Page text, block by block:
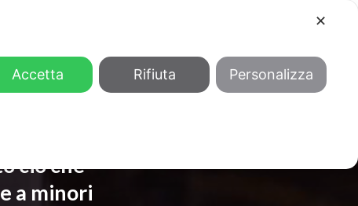
ciò che
a minori
✕
Accetta Rifiuta Personalizza